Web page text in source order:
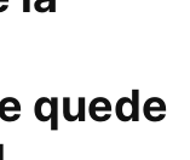
quede